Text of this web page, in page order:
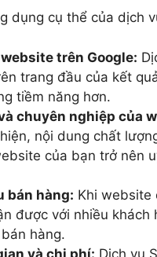
dụng cụ thể của dịch
trên Google:
trang đầu của kết
tiềm năng hơn.
chuyên nghiệp của
nội dung chất
của bạn trở nên
bán hàng: Khi website
được với nhiều
hàng.
và chi phí: Dịch vụ